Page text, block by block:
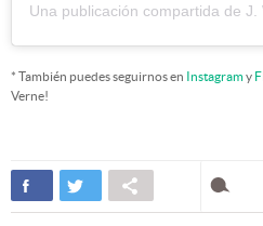
Una publicación compartida de J.
* También puedes seguirnos en Instagramy
Verne!